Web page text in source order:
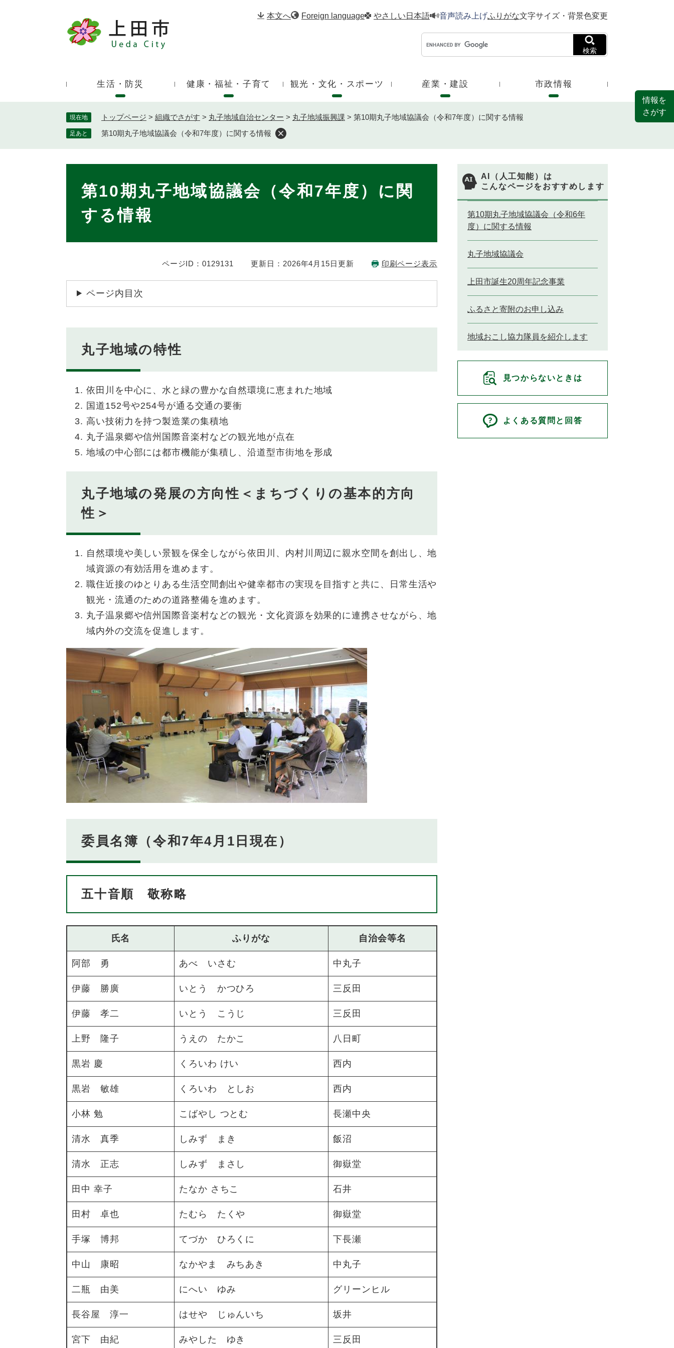
。
本文へ Foreign language やさしい日本語 音声読み上げふりがな文字サイズ・背景色変更
ド
検索
生活・防災 健康・福祉・子育て 観光・文化・スポーツ 産業・建設 市政情報
現在地 トップページ > 組織でさがす > 丸子地域自治センター > 丸子地域振興課 > 第10期丸子地域協議会（令和7年度）に関する情報
足あと 第10期丸子地域協議会（令和7年度）に関する情報
第10期丸子地域協議会（令和7年度）に関
する情報
ページID：0129131 更新日：2026年4月15日更新 印刷ページ表示
ページ内目次
丸子地域の特性
依田川を中心に、水と緑の豊かな自然環境に恵まれた地域
国道152号や254号が通る交通の要衝
高い技術力を持つ製造業の集積地
丸子温泉郷や信州国際音楽村などの観光地が点在
地域の中心部には都市機能が集積し、沿道型市街地を形成
丸子地域の発展の方向性＜まちづくりの基本的方向
性＞
自然環境や美しい景観を保全しながら依田川、内村川周辺に親水空間を創出し、地
域資源の有効活用を進めます。
職住近接のゆとりある生活空間創出や健幸都市の実現を目指すと共に、日常生活や
観光・流通のための道路整備を進めます。
丸子温泉郷や信州国際音楽村などの観光・文化資源を効果的に連携させながら、地
域内外の交流を促進します。
委員名簿（令和7年4月1日現在）
五十音順 敬称略
氏名 ふりがな 自治会等名
阿部 勇 あべ いさむ 中丸子
伊藤 勝廣 いとう かつひろ 三反田
伊藤 孝二 いとう こうじ 三反田
上野 隆子 うえの たかこ 八日町
黒岩 慶 ​くろいわ けい ​西内
黒岩 敏雄 くろいわ としお 西内
小林 勉 ​こばやし つとむ ​長瀬中央
清水 真季 しみず まき 飯沼
清水 正志 しみず まさし 御嶽堂
田中 幸子 ​たなか さちこ ​石井
田村 卓也 たむら たくや 御嶽堂
手塚 博邦 てづか ひろくに 下長瀬
中山 康昭 なかやま みちあき 中丸子
二瓶 由美 にへい ゆみ グリーンヒル
長谷屋 淳一 はせや じゅんいち 坂井
宮下 由紀 みやした ゆき 三反田
AI（人工知能）は
こんなページをおすすめします
第10期丸子地域協議会（令和6年
度）に関する情報
丸子地域協議会
上田市誕生20周年記念事業
ふるさと寄附のお申し込み
地域おこし協力隊員を紹介します
見つからないときは
よくある質問と回答
情報を
さがす